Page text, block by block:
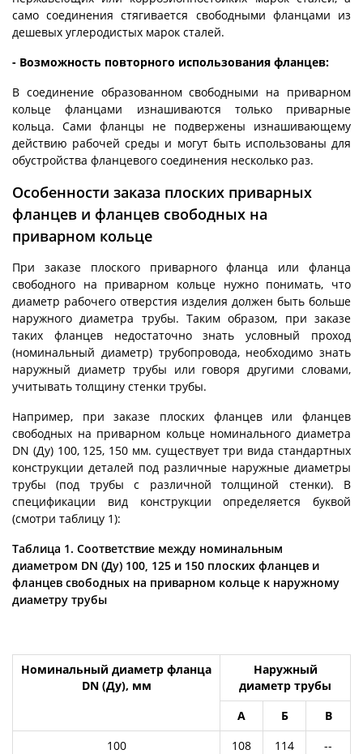
само соединения стягивается свободными фланцами из
дешевых углеродистых марок сталей.
- Возможность повторного использования фланцев:
В соединение образованном свободными на приварном
кольце фланцами изнашиваются только приварные
кольца. Сами фланцы не подвержены изнашивающему
действию рабочей среды и могут быть использованы для
обустройства фланцевого соединения несколько раз.
Особенности заказа плоских приварных
фланцев и фланцев свободных на
приварном кольце
При заказе плоского приварного фланца или фланца
свободного на приварном кольце нужно понимать, что
диаметр рабочего отверстия изделия должен быть больше
наружного диаметра трубы. Таким образом, при заказе
таких фланцев недостаточно знать условный проход
(номинальный диаметр) трубопровода, необходимо знать
наружный диаметр трубы или говоря другими словами,
учитывать толщину стенки трубы.
Например, при заказе плоских фланцев или фланцев
свободных на приварном кольце номинального диаметра
DN (Ду) 100, 125, 150 мм. существует три вида стандартных
конструкции деталей под различные наружные диаметры
трубы (под трубы с различной толщиной стенки). В
спецификации вид конструкции определяется буквой
(смотри таблицу 1):
Таблица 1. Соответствие между номинальным
диаметром DN (Ду) 100, 125 и 150 плоских фланцев и
фланцев свободных на приварном кольце к наружному
диаметру трубы
Номинальный диаметр фланца
DN (Ду), мм
Наружный
диаметр трубы
А
Б
В
100
108 114
--